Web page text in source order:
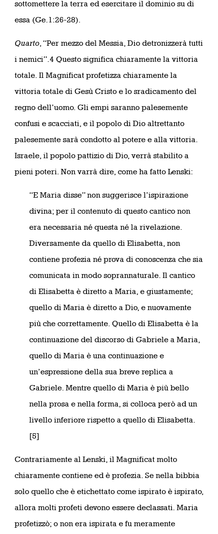
sottomettere la terra ed esercitare il dominio su di
essa (Ge.1:26-28).
Quarto , “Per mezzo del Messia, Dio detronizzerà tutti
i nemici”.4 Questo significa chiaramente la vittoria
totale. Il Magnificat profetizza chiaramente la
vittoria totale di Gesù Cristo e lo sradicamento del
regno dell’uomo. Gli empi saranno palesemente
confusi e scacciati, e il popolo di Dio altrettanto
palesemente sarà condotto al potere e alla vittoria.
Israele, il popolo pattizio di Dio, verrà stabilito a
pieni poteri. Non varrà dire, come ha fatto Lenski:
“E Maria disse” non suggerisce l’ispirazione
divina; per il contenuto di questo cantico non
era necessaria né questa né la rivelazione.
Diversamente da quello di Elisabetta, non
contiene profezia né prova di conoscenza che sia
comunicata in modo soprannaturale. Il cantico
di Elisabetta è diretto a Maria, e giustamente;
quello di Maria è diretto a Dio, e nuovamente
più che correttamente. Quello di Elisabetta è la
continuazione del discorso di Gabriele a Maria,
quello di Maria è una continuazione e
un’espressione della sua breve replica a
Gabriele. Mentre quello di Maria è più bello
nella prosa e nella forma, si colloca però ad un
livello inferiore rispetto a quello di Elisabetta.
[5]
Contrariamente al Lenski, il Magnificat molto
chiaramente contiene ed è profezia. Se nella bibbia
solo quello che è etichettato come ispirato è ispirato,
allora molti profeti devono essere declassati. Maria
profetizzò; o non era ispirata e fu meramente